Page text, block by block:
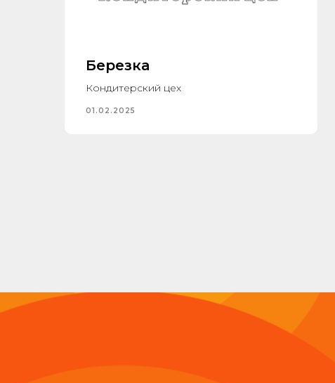
Березка
Кондитерский цех
01.02.2025